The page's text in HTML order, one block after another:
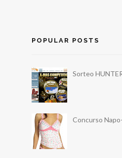
POPULAR POSTS
Sorteo
Concurso